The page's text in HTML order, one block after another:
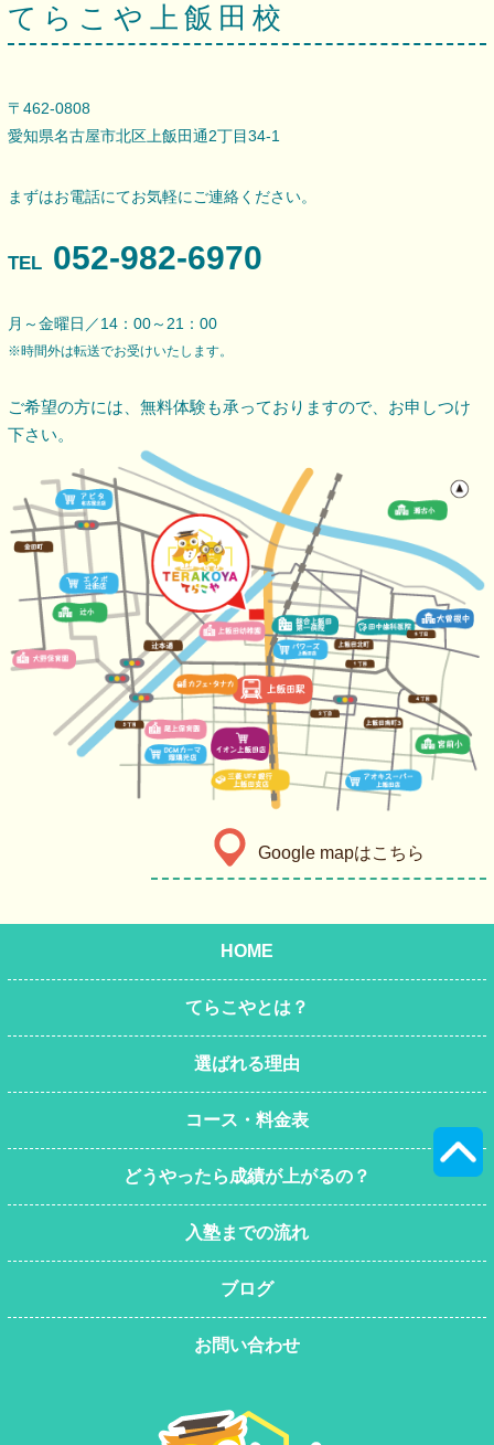
てらこや上飯田校
〒462-0808
愛知県名古屋市北区上飯田通2丁目34-1
まずはお電話にてお気軽にご連絡ください。
TEL 052-982-6970
月～金曜日／14：00～21：00
※時間外は転送でお受けいたします。
ご希望の方には、無料体験も承っておりますので、 お申しつけ
下さい。
Google mapはこちら
HOME
てらこやとは？
選ばれる理由
コース・料金表
どうやったら成績が上がるの？
入塾までの流れ
ブログ
お問い合わせ